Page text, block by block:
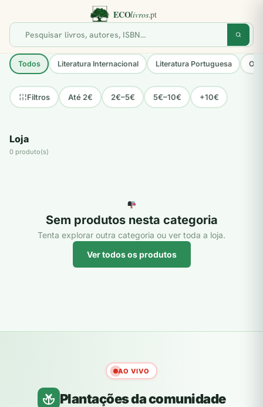
Todos Literatura Internacional Literatura Portuguesa
Filtros Até 2€ 2€–5€ 5€–10€ +10€
Loja
0 produto(s)
Sem produtos nesta categoria
Tenta explorar outra categoria ou ver toda a loja.
Ver todos os produtos
AO VIVO
Plantações da comunidade